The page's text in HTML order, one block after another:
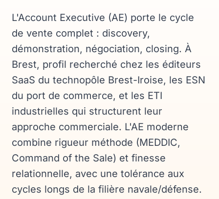
L'Account Executive (AE) porte le cycle
de vente complet : discovery,
démonstration, négociation, closing. À
Brest, profil recherché chez les éditeurs
SaaS du technopôle Brest-Iroise, les ESN
du port de commerce, et les ETI
industrielles qui structurent leur
approche commerciale. L'AE moderne
combine rigueur méthode (MEDDIC,
Command of the Sale) et finesse
relationnelle, avec une tolérance aux
cycles longs de la filière navale/défense.